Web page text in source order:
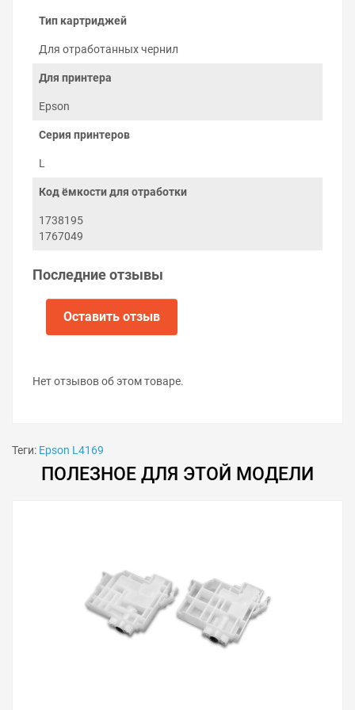
Как заменить «памперс» на Epson
L4169
Заменить ёмкость отработанных чернил можно
Выключите принтер.
Выкрутите винт с задней стороны принтера
Извлеките старую ёмкость и установите новую.
Закрутите винт.
Включите принтер.
Советы по продлению срока
службы «памперса»
Не делайте без надобности прочистки
печатающей головки. Каждая прочистка тратит
3–5 % ресурса счётчика «памперса».
Тип картриджей
Для отработанных чернил
Для принтера
Epson
Серия принтеров
L
Код ёмкости для отработки
1738195
1767049
Последние отзывы
Оставить отзыв
Нет отзывов об этом товаре.
Теги: Epson L4169
ПОЛЕЗНОЕ ДЛЯ ЭТОЙ МОДЕЛИ